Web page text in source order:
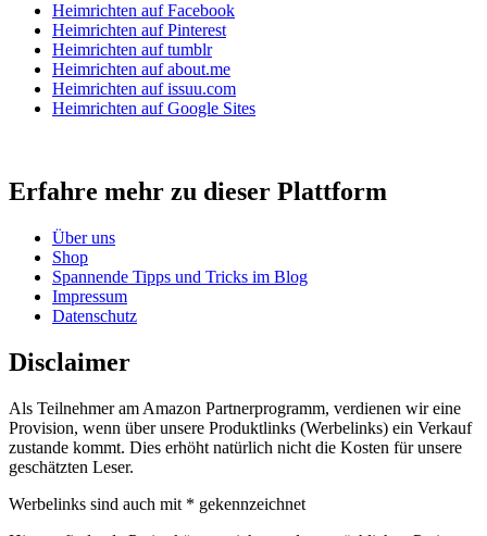
Heimrichten auf Facebook
Heimrichten auf Pinterest
Heimrichten auf tumblr
Heimrichten auf about.me
Heimrichten auf issuu.com
Heimrichten auf Google Sites
Erfahre mehr zu dieser Plattform
Über uns
Shop
Spannende Tipps und Tricks im Blog
Impressum
Datenschutz
Disclaimer
Als Teilnehmer am Amazon Partnerprogramm, verdienen wir eine
Provision, wenn über unsere Produktlinks (Werbelinks) ein Verkauf
zustande kommt. Dies erhöht natürlich nicht die Kosten für unsere
geschätzten Leser.
Werbelinks sind auch mit * gekennzeichnet